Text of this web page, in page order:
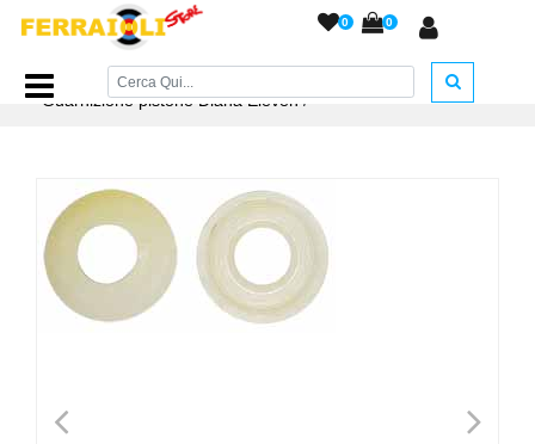
0 0
Home Page/RICAMBI/Guarnizioni e O-Ring/
Guarnizione pistone Diana Eleven/
< >